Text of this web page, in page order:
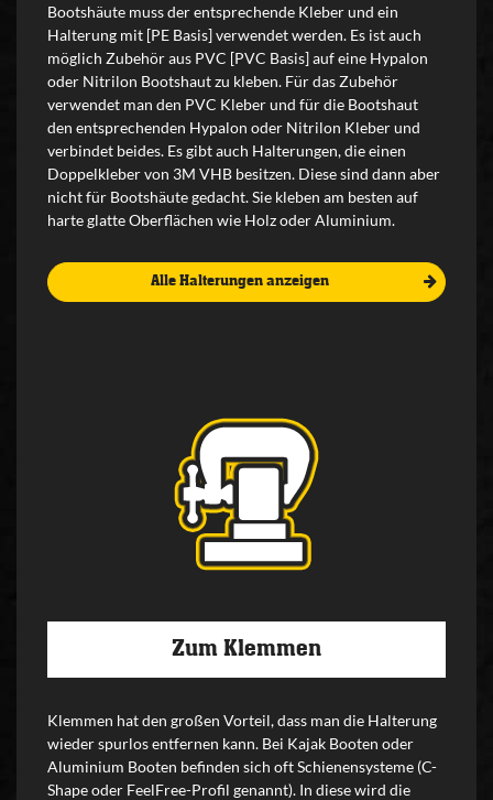
Bootshäute muss der entsprechende Kleber und ein
Halterung mit [PE Basis] verwendet werden. Es ist auch
möglich Zubehör aus PVC [PVC Basis] auf eine Hypalon
oder Nitrilon Bootshaut zu kleben. Für das Zubehör
verwendet man den PVC Kleber und für die Bootshaut
den entsprechenden Hypalon oder Nitrilon Kleber und
verbindet beides. Es gibt auch Halterungen, die einen
Doppelkleber von 3M VHB besitzen. Diese sind dann aber
nicht für Bootshäute gedacht. Sie kleben am besten auf
harte glatte Oberflächen wie Holz oder Aluminium.
Alle Halterungen anzeigen
Zum Klemmen
Klemmen hat den großen Vorteil, dass man die Halterung
wieder spurlos entfernen kann. Bei Kajak Booten oder
Aluminium Booten befinden sich oft Schienensysteme (C-
Shape oder FeelFree-Profil genannt). In diese wird die